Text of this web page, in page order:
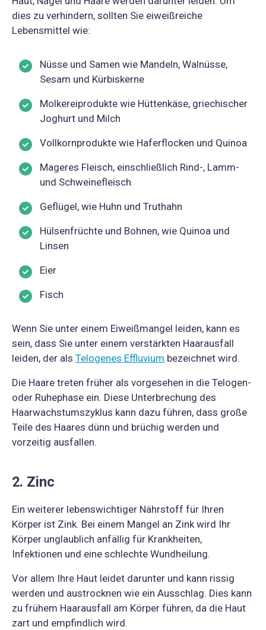
dies zu verhindern, sollten Sie eiweißreiche
Lebensmittel wie:
Nüsse und Samen wie Mandeln, Walnüsse,
Sesam und Kürbiskerne
Molkereiprodukte wie Hüttenkäse, griechischer
Joghurt und Milch
Vollkornprodukte wie Haferflocken und Quinoa
Mageres Fleisch, einschließlich Rind-, Lamm-
und Schweinefleisch
Geflügel, wie Huhn und Truthahn
Hülsenfrüchte und Bohnen, wie Quinoa und
Linsen
Eier
Fisch
Wenn Sie unter einem Eiweißmangel leiden, kann es
sein, dass Sie unter einem verstärkten Haarausfall
leiden, der als Telogenes Effluvium bezeichnet wird.
Die Haare treten früher als vorgesehen in die Telogen-
oder Ruhephase ein. Diese Unterbrechung des
Haarwachstumszyklus kann dazu führen, dass große
Teile des Haares dünn und brüchig werden und
vorzeitig ausfallen.
2. Zinc
Ein weiterer lebenswichtiger Nährstoff für Ihren
Körper ist Zink. Bei einem Mangel an Zink wird Ihr
Körper unglaublich anfällig für Krankheiten,
Infektionen und eine schlechte Wundheilung.
Vor allem Ihre Haut leidet darunter und kann rissig
werden und austrocknen wie ein Ausschlag. Dies kann
zu frühem Haarausfall am Körper führen, da die Haut
zart und empfindlich wird.